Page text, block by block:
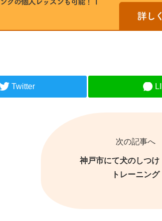
Twitter
次の記事へ
神戸市にて犬のしつけ
トレーニング